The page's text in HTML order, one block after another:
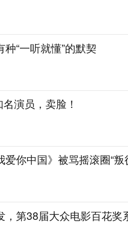
“一听就懂”的默契
演员，卖脸！
爱你中国》被骂摇滚圈“
，第38届大众电影百花奖